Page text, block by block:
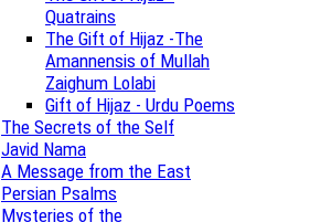
Quatrains
The Gift of Hijaz -The
Amannensis of Mullah
Zaighum Lolabi
Gift of Hijaz - Urdu Poems
The Secrets of the Self
Javid Nama
A Message from the East
Persian Psalms
Mysteries of the